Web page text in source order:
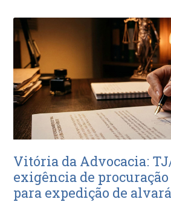
Vitória da Advocacia:
exigência de
para expedição de